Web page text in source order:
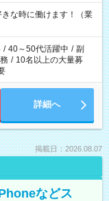
きな時に働けます！（業
/ 40～50代活躍中 / 副
/ 10名以上の大量募
詳細へ
掲載日：2026.08.07
などス